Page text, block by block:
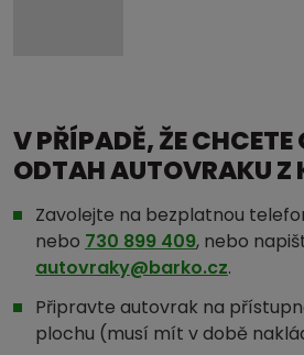
V PŘÍPADĚ, ŽE
ODTAH AUTOVRAKU Z
Zavolejte na bezplatnou
nebo 730 899 409, nebo
autovraky@barko.cz.
Připravte autovrak na
plochu (musí mít v době